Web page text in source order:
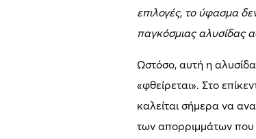
επιλογές, το ύφασμα
παγκόσμιας αλυσίδας
Ωστόσο, αυτή η
«φθείρεται». Στο
καλείται σήμερα να
των απορριμμάτων που